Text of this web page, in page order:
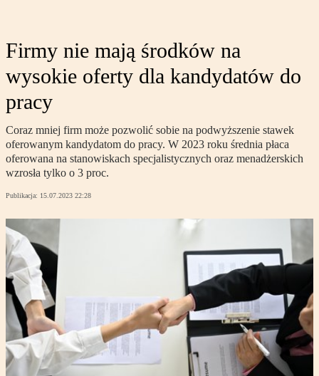
Firmy nie mają środków na
wysokie oferty dla kandydatów do
pracy
Coraz mniej firm może pozwolić sobie na podwyższenie stawek
oferowanym kandydatom do pracy. W 2023 roku średnia płaca
oferowana na stanowiskach specjalistycznych oraz menadżerskich
wzrosła tylko o 3 proc.
Publikacja: 15.07.2023 22:28